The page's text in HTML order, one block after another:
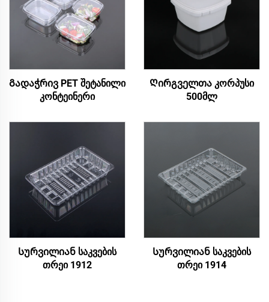
Გადაჭრივ PET შეტანილი
კონტეინერი
Ღირგველთა კორპუსი
500მლ
Სურვილიან საკვების
თრეი 1912
Სურვილიან საკვების
თრეი 1914